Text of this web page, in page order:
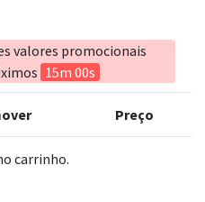
valores promocionais
15m 00s
Preço
carrinho.